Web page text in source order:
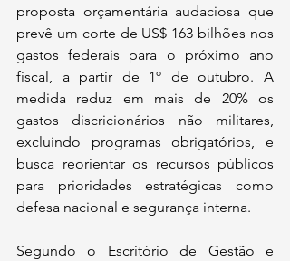
proposta orçamentária audaciosa que
prevê um corte de US$ 163 bilhões nos
gastos federais para o próximo ano
fiscal, a partir de 1º de outubro. A
medida reduz em mais de 20% os
gastos discricionários não militares,
excluindo programas obrigatórios, e
busca reorientar os recursos públicos
para prioridades estratégicas como
defesa nacional e segurança interna.
Segundo o Escritório de Gestão e